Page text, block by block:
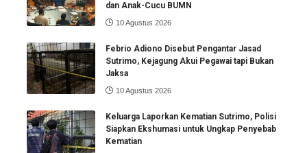
dan Anak-Cucu BUMN
10 Agustus 2026
Febrio Adiono Disebut Pengantar Jasad
Sutrimo, Kejagung Akui Pegawai tapi Bukan
Jaksa
10 Agustus 2026
Keluarga Laporkan Kematian Sutrimo, Polisi
Siapkan Ekshumasi untuk Ungkap Penyebab
Kematian